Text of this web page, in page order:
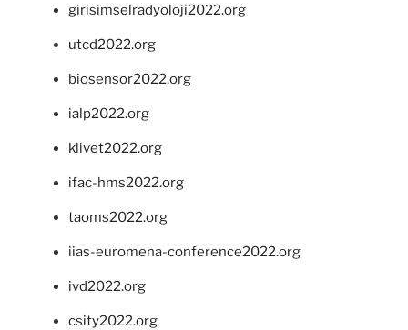
girisimselradyoloji2022.org
utcd2022.org
biosensor2022.org
ialp2022.org
klivet2022.org
ifac-hms2022.org
taoms2022.org
iias-euromena-conference2022.org
ivd2022.org
csity2022.org